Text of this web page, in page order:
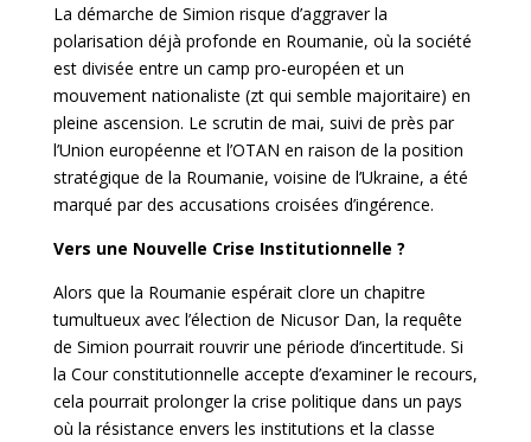
La démarche de Simion risque d’aggraver la
polarisation déjà profonde en Roumanie, où la société
est divisée entre un camp pro-européen et un
mouvement nationaliste (zt qui semble majoritaire) en
pleine ascension. Le scrutin de mai, suivi de près par
l’Union européenne et l’OTAN en raison de la position
stratégique de la Roumanie, voisine de l’Ukraine, a été
marqué par des accusations croisées d’ingérence.
Vers une Nouvelle Crise Institutionnelle ?
Alors que la Roumanie espérait clore un chapitre
tumultueux avec l’élection de Nicusor Dan, la requête
de Simion pourrait rouvrir une période d’incertitude. Si
la Cour constitutionnelle accepte d’examiner le recours,
cela pourrait prolonger la crise politique dans un pays
où la résistance envers les institutions et la classe